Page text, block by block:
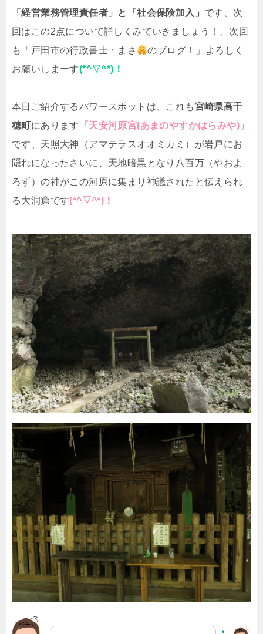
「経営業務管理責任者」と「社会保険加入」 です、次
回はこの2点について詳しくみていきましょう！、次回
も「戸田市の行政書士・まさ
のブログ！」よろしく
お願いしまーす(*^▽^*)！
本日ご紹介するパワースポットは、これも宮崎県高千
穂町にあります
「天安河原宮(あまのやすかはらみや)」
です、天照大神（アマテラスオオミカミ）が岩戸にお
隠れになったさいに、天地暗黒となり八百万（やおよ
ろず）の神がこの河原に集まり神議されたと伝えられ
る大洞窟です(*^▽^*)！